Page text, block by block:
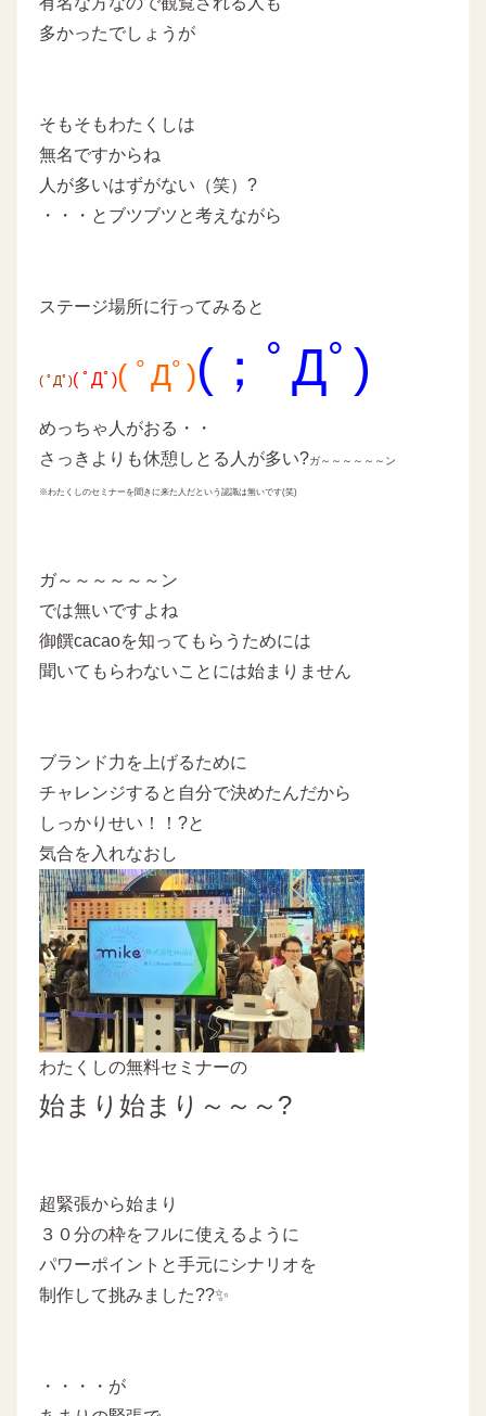
多かったでしょうが
そもそもわたくしは
無名ですからね
人が多いはずがない（笑）?
・・・とブツブツと考えながら
ステージ場所に行ってみると
( ﾟДﾟ)( ﾟДﾟ)( ﾟДﾟ)(；ﾟДﾟ)
めっちゃ人がおる・・
さっきよりも休憩しとる人が多い?ガ～～～～～～ン
※わたくしのセミナーを聞きに来た人だという認識は無いです(笑)
ガ～～～～～～ン
では無いですよね
御饌cacaoを知ってもらうためには
聞いてもらわないことには始まりません
ブランド力を上げるために
チャレンジすると自分で決めたんだから
しっかりせい！！?と
気合を入れなおし
わたくしの無料セミナーの
始まり始まり～～～?
超緊張から始まり
３０分の枠をフルに使えるように
パワーポイントと手元にシナリオを
制作して挑みました??✨
・・・・が